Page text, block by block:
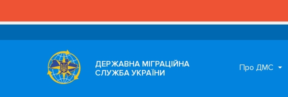
ДЕРЖАВНА МІГРАЦІЙНА
СЛУЖБА УКРАЇНИ
Про ДМС